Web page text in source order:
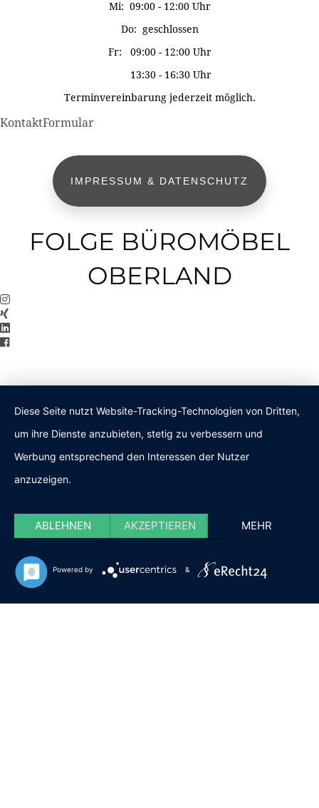
Mi: 09:00 - 12:00 Uhr
Do: geschlossen
Fr: 09:00 - 12:00 Uhr
13:30 - 16:30 Uhr
Terminvereinbarung jederzeit möglich.
KontaktFormular
IMPRESSUM & DATENSCHUTZ
FOLGE BÜROMÖBEL
OBERLAND
Diese Seite nutzt Website-Tracking-Technologien von Dritten,
um ihre Dienste anzubieten, stetig zu verbessern und
Werbung entsprechend den Interessen der Nutzer
anzuzeigen.
ABLEHNEN AKZEPTIEREN MEHR
Powered by &